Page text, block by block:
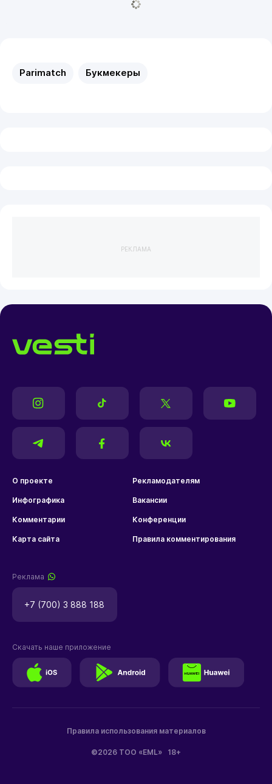
Parimatch Букмекеры
РЕКЛАМА
О проекте Рекламодателям
Инфографика Вакансии
Комментарии Конференции
Карта сайта Правила комментирования
Реклама
+7 (700) 3 888 188
©2026 ТОО «EML» 18+
Правила использования материалов
Скачать наше приложение